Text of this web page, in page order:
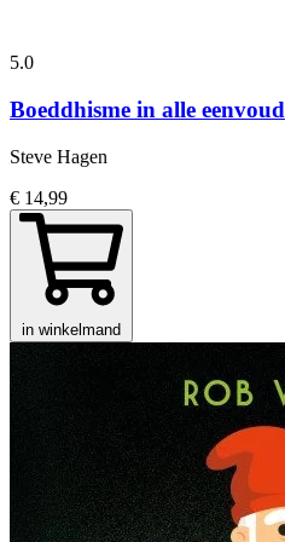
5.0
Boeddhisme in alle eenvoud
Steve Hagen
€ 14,99
in winkelmand